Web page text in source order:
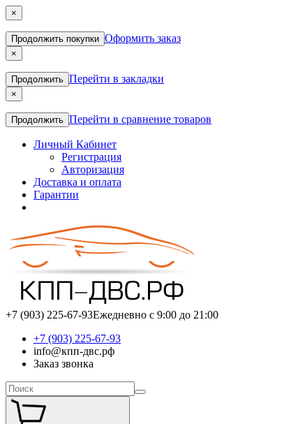
×
Продолжить покупки Оформить заказ
×
Продолжить Перейти в закладки
×
Продолжить Перейти в сравнение товаров
Личный Кабинет
Регистрация
Авторизация
Доставка и оплата
Гарантии
+7 (903) 225-67-93Ежедневно с 9:00 до 21:00
+7 (903) 225-67-93
info@кпп-двс.рф
Заказ звонка